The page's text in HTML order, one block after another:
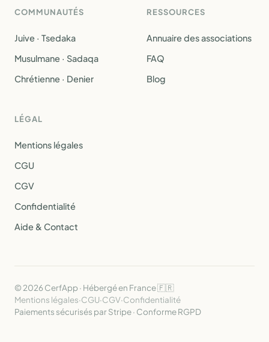
COMMUNAUTÉS
Juive · Tsedaka
Musulmane · Sadaqa
Chrétienne · Denier
RESSOURCES
Annuaire des associations
FAQ
Blog
LÉGAL
Mentions légales
CGU
CGV
Confidentialité
Aide & Contact
© 2026 CerfApp · Hébergé en France 🇫🇷
Mentions légales·CGU·CGV·Confidentialité
Paiements sécurisés par Stripe · Conforme RGPD